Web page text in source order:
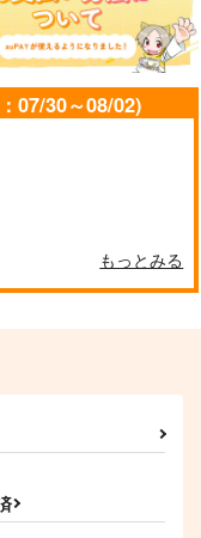
07/30～08/02)
もっとみる